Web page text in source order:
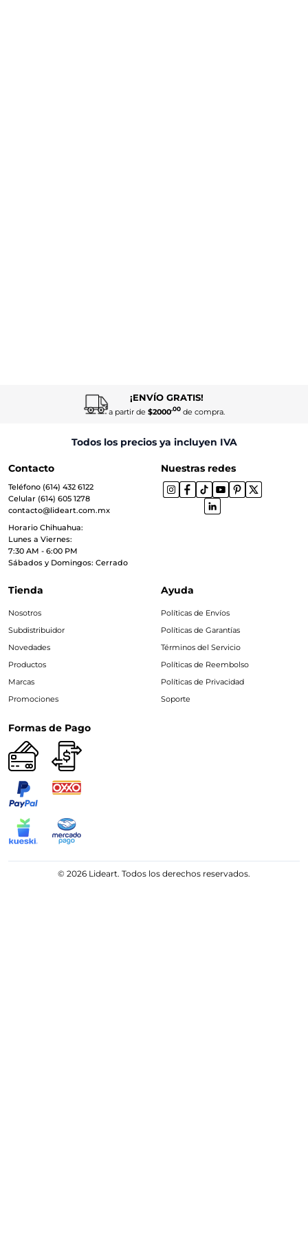
¡ENVÍO GRATIS!
a partir de $2000.00de compra.
Todos los precios ya incluyen IVA
Contacto
Teléfono (614) 432 6122
Celular (614) 605 1278
contacto@lideart.com.mx
Horario Chihuahua:
Lunes a Viernes:
7:30 AM - 6:00 PM
Sábados y Domingos: Cerrado
Nuestras redes
Tienda
Nosotros
Subdistribuidor
Novedades
Productos
Marcas
Promociones
Ayuda
Políticas de Envíos
Políticas de Garantías
Términos del Servicio
Políticas de Reembolso
Políticas de Privacidad
Soporte
Formas de Pago
© 2026 Lideart. Todos los derechos reservados.